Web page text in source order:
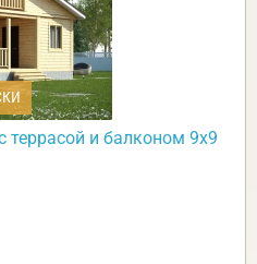
и балконом 9х9